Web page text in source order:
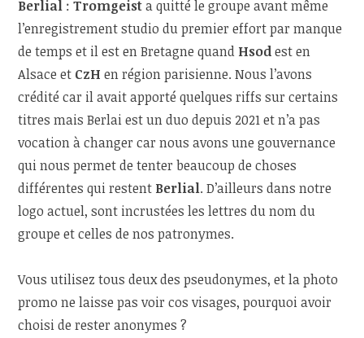
Berlial :Tromgeista quitté le groupe avant même
l’enregistrement studio du premier effort par manque
de temps et il est en Bretagne quand Hsodest en
Alsace et CzHen région parisienne. Nous l’avons
crédité car il avait apporté quelques riffs sur certains
titres mais Berlai est un duo depuis 2021 et n’a pas
vocation à changer car nous avons une gouvernance
qui nous permet de tenter beaucoup de choses
différentes qui restent Berlial. D’ailleurs dans notre
logo actuel, sont incrustées les lettres du nom du
groupe et celles de nos patronymes.
Vous utilisez tous deux des pseudonymes, et la photo
promo ne laisse pas voir cos visages, pourquoi avoir
choisi de rester anonymes ?